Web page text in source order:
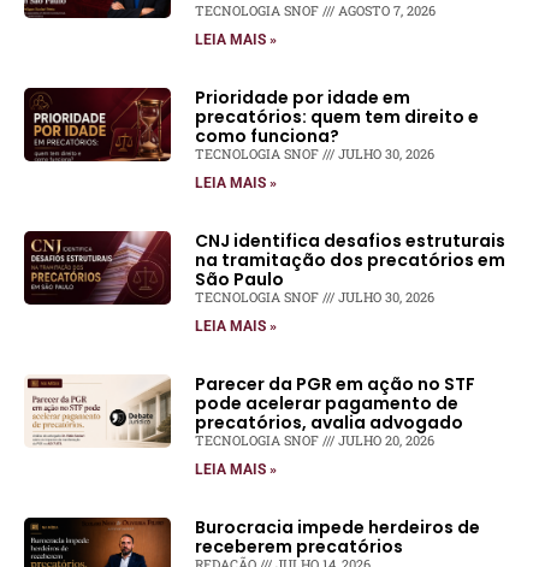
TECNOLOGIA SNOF AGOSTO 7, 2026
LEIA MAIS »
Prioridade por idade em
precatórios: quem tem direito e
como funciona?
TECNOLOGIA SNOF JULHO 30, 2026
LEIA MAIS »
CNJ identifica desafios estruturais
na tramitação dos precatórios em
São Paulo
TECNOLOGIA SNOF JULHO 30, 2026
LEIA MAIS »
Parecer da PGR em ação no STF
pode acelerar pagamento de
precatórios, avalia advogado
TECNOLOGIA SNOF JULHO 20, 2026
LEIA MAIS »
Burocracia impede herdeiros de
receberem precatórios